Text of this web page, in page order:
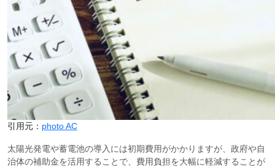
引用元： photo AC
太陽光発電や蓄電池の導入には初期費用がかかりますが、政府や自
治体の補助金を活用することで、費用負担を大幅に軽減することが